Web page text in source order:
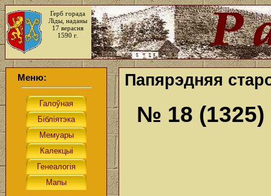
Герб горада
Ліды, наданы
17 верасня
1590 г.
Меню: Папярэдняя
№ 18 (1325)